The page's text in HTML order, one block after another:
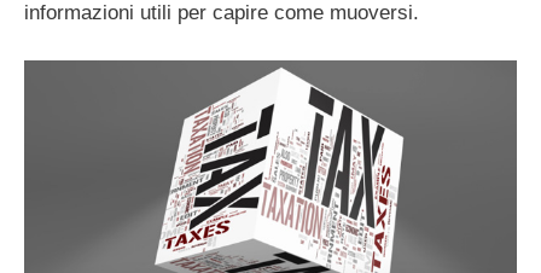
informazioni utili per capire come muoversi.